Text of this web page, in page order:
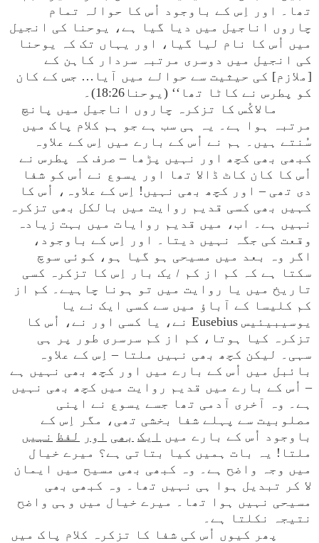
تھا۔ اور اِس کے باوجود اُس کا حوالہ تمام
چاروں اناجیل میں دیا گیا ہے، یوحنا کی انجیل
میں اُس کا نام لیا گیا، اور یہاں تک کہ یوحنا
کی انجیل میں دوسری مرتبہ سردار کاہن کے
[ملازم] کی حیثیت سے حوالے میں آیا… جس کے کان
کو پطرس نے کاٹا تھا‘‘ (یوحنا18:26)۔
مالاکُس کا تزکرہ چاروں اناجیل میں پانچ
مرتبہ ہوا ہے۔ یہ ہی سب ہے جو ہم کلام پاک میں
سُنتے ہیں۔ ہم نے اُس کے بارے میں اِس کے علاوہ
کبھی بھی کچھ اور نہیں پڑھا – صرف کہ پطرس نے
اُس کا کان کاٹ ڈالا تھا اور یسوع نے اُس کو شفا
دی تھی – اور کچھ بھی نہیں! اِس کے علاوہ، اُس کا
کہیں بھی کسی قدیم روایت میں بالکل بھی تزکرہ
نہیں ہے۔ اب، میں قدیم روایات میں بہت زیادہ
وقعت کی جگہ نہیں دیتا۔ اور اِس کے باوجود،
اگر وہ بعد میں مسیحی ہو گیا ہو، کوئی سوچ
سکتا ہے کہ کم از کم ایک بار اِس کا تزکرہ کسی
تاریخ میں یا روایت میں تو ہونا چاہیے۔ کم از
کم کلیسا کے آباؤ میں سے کسی ایک نے یا
یوسیبیئیس Eusebius نے، یا کسی اور نے، اُس کا
تزکرہ کیا ہوتا، کم از کم سرسری طور پر ہی
سہی۔ لیکن کچھ بھی نہیں ملتا – اِس کے علاوہ
بائبل میں اُس کے بارے میں اور کچھ بھی نہیں ہے
– اُس کے بارے میں قدیم روایت میں کچھ بھی نہیں
ہے۔ وہ آخری آدمی تھا جسے یسوع نے اپنی
مصلوبیت سے پہلے شفا بخشی تھی، مگر اِس کے
باوجود اُس کے بارے میں ایک بھی اور لفظ نہیں
ملتا! یہ بات ہمیں کیا بتاتی ہے؟ میرے خیال
میں وجہ واضح ہے۔ وہ کبھی بھی مسیح میں ایمان
لا کر تبدیل ہوا ہی نہیں تھا۔ وہ کبھی بھی
مسیحی نہیں ہوا تھا۔ میرے خیال میں وہی واضح
نتیجہ نکلتا ہے۔
پھر کیوں اُس کی شفا کا تزکرہ کلام پاک میں